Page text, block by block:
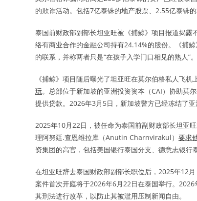
的欺诈活动。包括7亿泰铢的地产股票、2.55亿泰铢
泰国前财政部副部长坦亚旺被《捕鲸》项目报道揭
络有商业合作的金融公司持有24.14%的股份。《捕
的联系，并称两者只是“在孩子入学门口相见的熟人”。
《捕鲸》项目随后曝光了坦亚旺在莫尔伯格私人飞机
玩。总部位于新加坡的亚洲投资资本（CAI）协助莫
提供贷款。2026年3月5日，新加坡警方已经冻结了
2025年10月22日，被任命为泰国前副财政部长坦亚
理阿努廷.查恩维拉库（Anutin Charnvirakul） 要求
资集团的高官，包括美国银行泰国分支、德意志银行
在坦亚旺辞去泰国财政部副部长职位后，2025年12
案件首次开庭将于2026年6月22日在泰国举行。2026
其刑法进行改革，以防止其被滥用压制新闻自由。